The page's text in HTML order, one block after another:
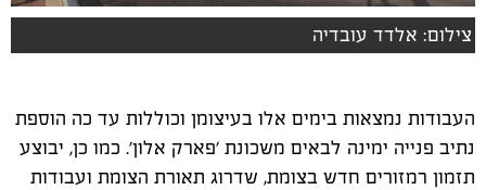
צילום: אלדד עובדיה
העבודות נמצאות בימים אלו בעיצומן וכוללות עד כה הוספת
נתיב פנייה ימינה לבאים משכונת 'פארק אלון'. כמו כן, יבוצע
תזמון רמזורים חדש בצומת, שדרוג תאורת הצומת ועבודות